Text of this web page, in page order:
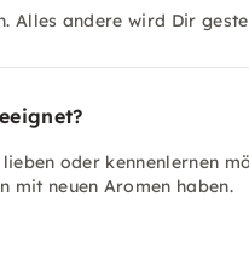
Alles andere wird Dir
oder kennenlernen
mit neuen Aromen haben.